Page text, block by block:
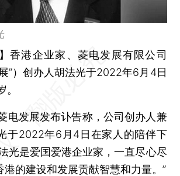
香港企业家、菱电发展有限公司
展”）创办人胡法光于2022年6月4日
发展发布讣告称，公司创办人兼
于2022年6月4日在家人的陪伴下
光是爱国爱港企业家，一直尽心尽
港的建设和发展贡献智慧和力量。”